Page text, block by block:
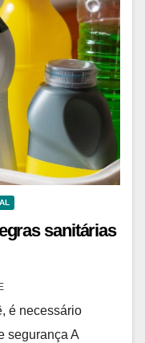
sanitárias
é necessário
segurança A